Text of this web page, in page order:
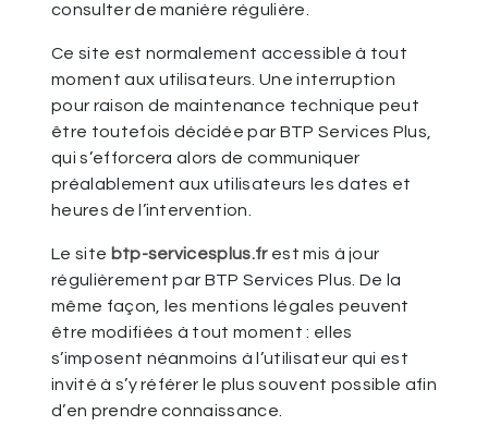
consulter de manière régulière.
Ce site est normalement accessible à tout
moment aux utilisateurs. Une interruption
pour raison de maintenance technique peut
être toutefois décidée par BTP Services Plus,
qui s’efforcera alors de communiquer
préalablement aux utilisateurs les dates et
heures de l’intervention.
Le site btp-servicesplus.frest mis à jour
régulièrement par BTP Services Plus. De la
même façon, les mentions légales peuvent
être modifiées à tout moment : elles
s’imposent néanmoins à l’utilisateur qui est
invité à s’y référer le plus souvent possible afin
d’en prendre connaissance.